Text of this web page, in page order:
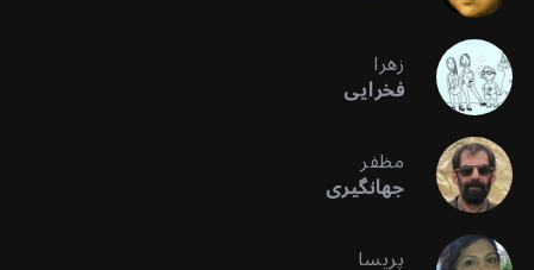
زهرا
فخرایی
مظفر
جهانگیری
پریسا